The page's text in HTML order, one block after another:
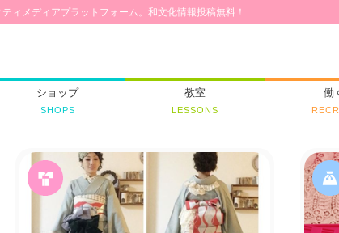
ィメディアプラットフォーム。和文化情報投稿無料！
ショップ
SHOPS
教室
LESSONS
働